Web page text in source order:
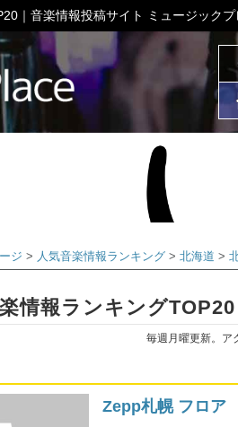
｜音楽情報投稿サイト ミュージックプ
ミュージックプレイス
ジ 人気音楽情報ランキング 北海道
情報ランキングTOP20
毎週月曜更新。ア
Zepp札幌 フロア